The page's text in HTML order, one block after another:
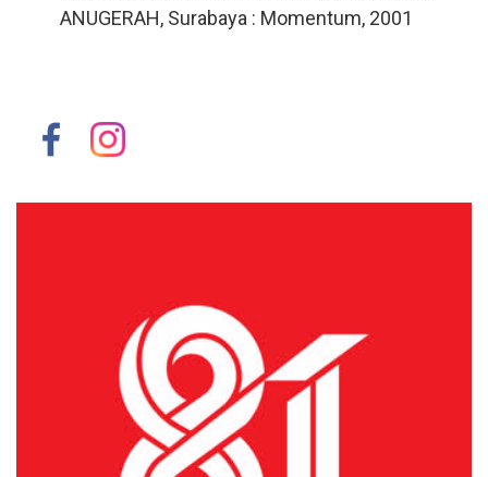
ANUGERAH, Surabaya : Momentum, 2001